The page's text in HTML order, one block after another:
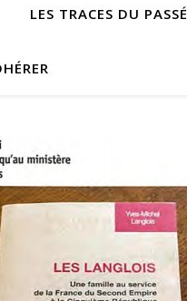
LES TRACES DU PASSÉ